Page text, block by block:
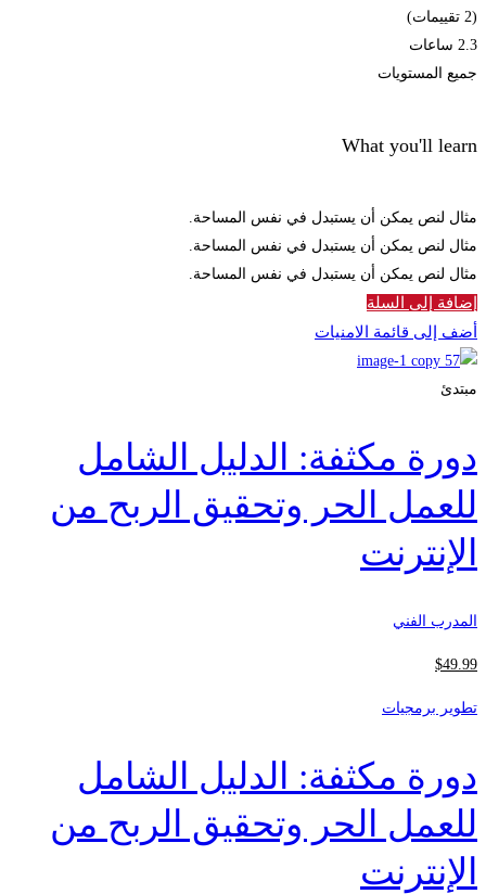
(2 تقييمات)
2.3 ساعات
جميع المستويات
What you'll learn
مثال لنص يمكن أن يستبدل في نفس المساحة.
مثال لنص يمكن أن يستبدل في نفس المساحة.
مثال لنص يمكن أن يستبدل في نفس المساحة.
إضافة إلى السلة
أضف إلى قائمة الامنيات
مبتدئ
دورة مكثفة: الدليل الشامل
للعمل الحر وتحقيق الربح من
الإنترنت
المدرب الفني
$49.99
تطوير برمجيات
دورة مكثفة: الدليل الشامل
للعمل الحر وتحقيق الربح من
الإنترنت